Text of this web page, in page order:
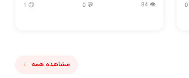
👁 84
💬 0
😊 1
مشاهده همه ←